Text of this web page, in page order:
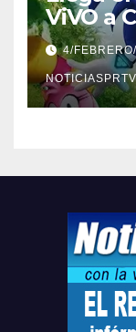
ViVO a
Relojes
compre
4/
NOTICIASPRTV